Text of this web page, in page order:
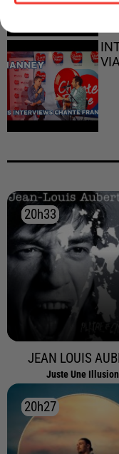
20h33
20h33
JEAN LOUIS
Juste Une Illusion
20h27
20h27